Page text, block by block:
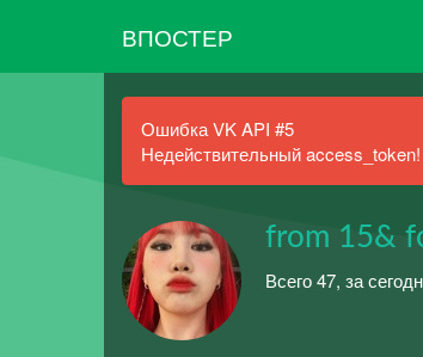
ВПОСТЕР
Ошибка VK API #5
Недействительный
from 15&
Всего 47, за